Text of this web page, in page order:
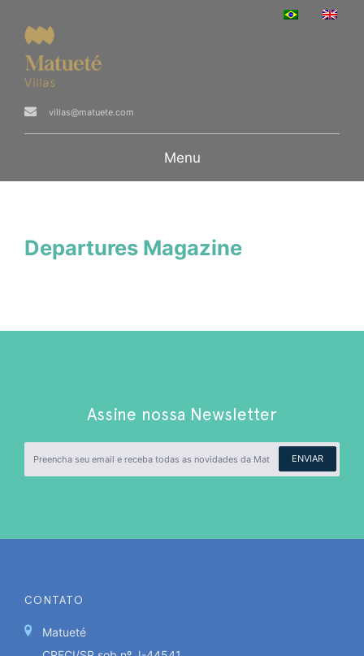
villas@matuete.com
Menu
Departures Magazine
Assine nossa Newsletter
ENVIAR
CONTATO
Matueté